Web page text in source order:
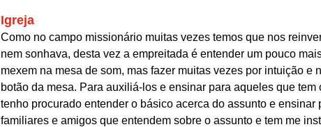
Igreja
Como no campo missionário muitas vezes temos que nos
nem sonhava, desta vez a empreitada é entender um pouco
mexem na mesa de som, mas fazer muitas vezes por intuição e
botão da mesa. Para auxiliá-los e ensinar para aqueles que
tenho procurado entender o básico acerca do assunto e
familiares e amigos que entendem sobre o assunto e tem me